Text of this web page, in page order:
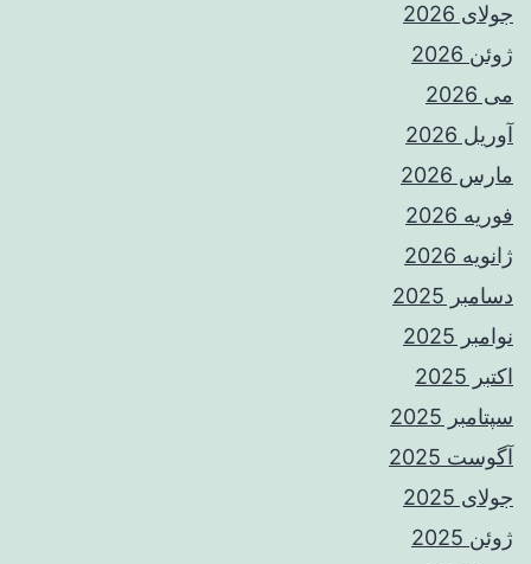
جولای 2026
ژوئن 2026
می 2026
آوریل 2026
مارس 2026
فوریه 2026
ژانویه 2026
دسامبر 2025
نوامبر 2025
اکتبر 2025
سپتامبر 2025
آگوست 2025
جولای 2025
ژوئن 2025